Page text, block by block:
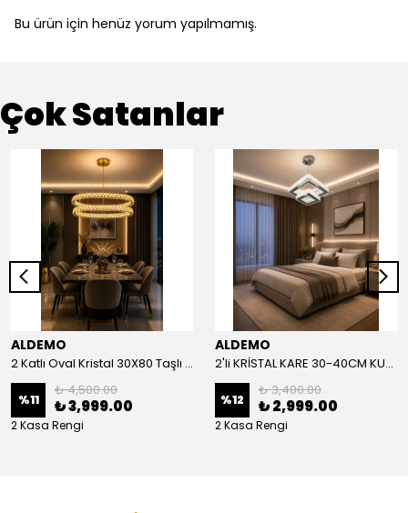
Bu ürün için henüz yorum yapılmamış.
Çok Satanlar
ALDEMO
2 Katlı Oval Kristal 30X80 Taşlı KUMANDALI Led Avize
%11
₺ 4,500.00
₺ 3,999.00
2 Kasa Rengi
ALDEMO
2'li KRİSTAL KARE 30-40CM KUMANDALI LED AVİZE
%12
₺ 3,400.00
₺ 2,999.00
2 Kasa Rengi